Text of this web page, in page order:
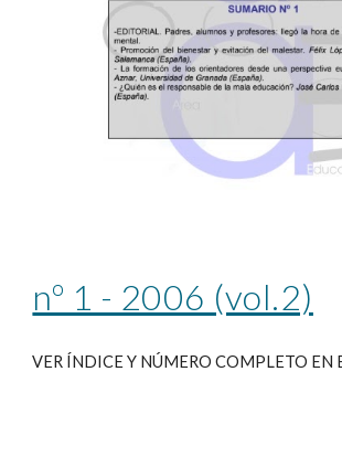
nº 1 - 2006 (vol.2)
VER ÍNDICE Y NÚMERO COMPLETO EN